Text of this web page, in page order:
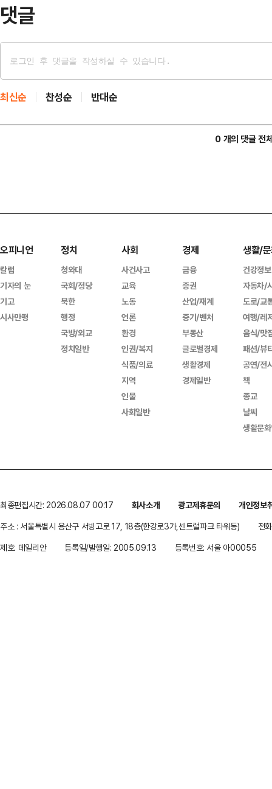
댓글
최신순 찬성순 반대순
0 개의 댓글 전
오피니언
칼럼
기자의 눈
기고
시사만평
정치
청와대
국회/정당
북한
행정
국방/외교
정치일반
사회
사건사고
교육
노동
언론
환경
인권/복지
식품/의료
지역
인물
사회일반
경제
금융
증권
산업/재계
중기/벤처
부동산
글로벌경제
생활경제
경제일반
생활/
건강정보
자동차/
도로/교
여행/레
음식/맛
패션/뷰
공연/전
책
종교
날씨
생활문
최종편집시간: 2026.08.07 00:17 회사소개 광고제휴문의
개인정보
주소 : 서울특별시 용산구 서빙고로 17, 18층(한강로3가,센트럴파크 타워동)
전
제호: 데일리안
등록일/발행일: 2005.09.13 등록번호: 서울 아00055